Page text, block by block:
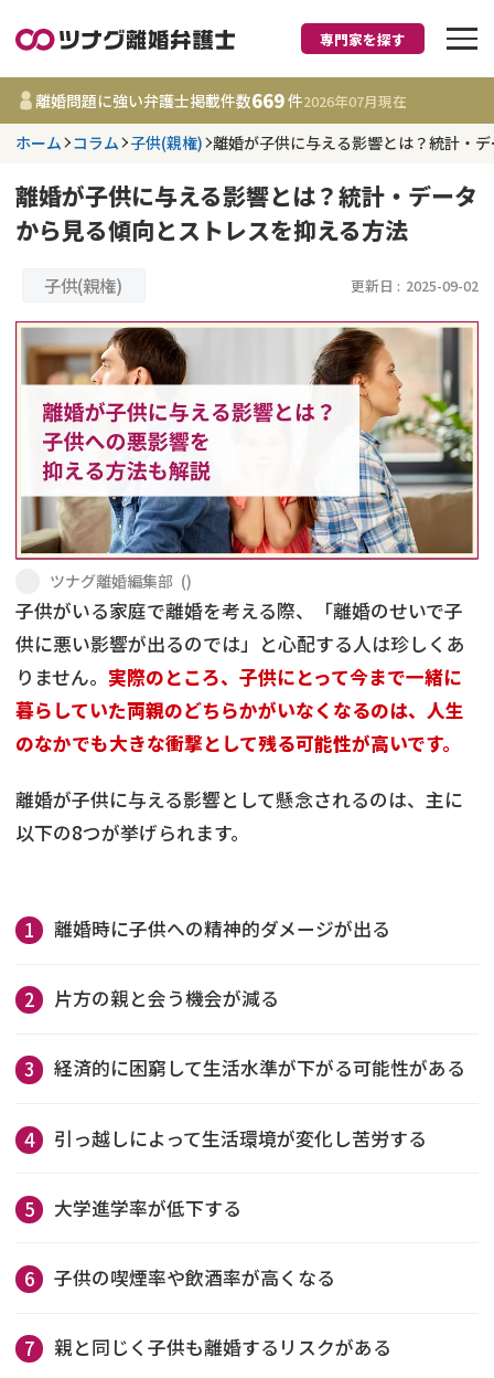
離婚に強い弁護士
都道府県を選択
669
更新日 :2026年07月31日
離婚前相談
離婚裁判
不貞・不倫慰謝料請求
内縁の夫婦
費用相場
コラム
養育費
慰謝料
国際離婚
その他の男女問題
専門家を探す
離婚問題に強い弁護士掲載件数669件2026年07月現在
ホーム コラム 子供(親権) 離婚が子供に与える影響とは？統計・
離婚が子供に与える影響とは？統計・データ
から見る傾向とストレスを抑える方法
子供(親権) 更新日 : 2025-09-02
ツナグ離婚編集部 ()
子供がいる家庭で離婚を考える際、「離婚のせいで子
供に悪い影響が出るのでは」と心配する人は珍しくあ
りません。 実際のところ、子供にとって今まで一緒に
暮らしていた両親のどちらかがいなくなるのは、人生
のなかでも大きな衝撃として残る可能性が高いです。
離婚が子供に与える影響として懸念されるのは、主に
以下の8つが挙げられます。
離婚時に子供への精神的ダメージが出る
片方の親と会う機会が減る
経済的に困窮して生活水準が下がる可能性がある
引っ越しによって生活環境が変化し苦労する
大学進学率が低下する
子供の喫煙率や飲酒率が高くなる
親と同じく子供も離婚するリスクがある